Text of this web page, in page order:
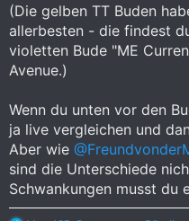
(Die gelben TT Buden
allerbesten - die findest
violetten Bude "ME
Avenue.)
Wenn du unten vor den
ja live vergleichen und
Aber wie
sind die Unterschiede
Schwankungen musst du